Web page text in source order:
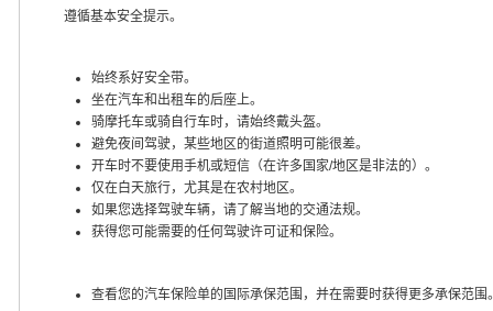
遵循基本安全提示。
始终系好安全带。
坐在汽车和出租车的后座上。
骑摩托车或骑自行车时，请始终戴头盔。
避免夜间驾驶，某些地区的街道照明可能很差。
开车时不要使用手机或短信（在许多国家/地区是非法的）。
仅在白天旅行，尤其是在农村地区。
如果您选择驾驶车辆，请了解当地的交通法规。
获得您可能需要的任何驾驶许可证和保险。
查看您的汽车保险单的国际承保范围，并在需要时获得更多承保范围